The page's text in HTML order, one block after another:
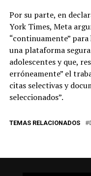
Por su parte, en
York Times, Meta
“continuamente” para
una plataforma
adolescentes y que,
erróneamente” el
citas selectivas y
seleccionados”.
TEMAS RELACIONADOS